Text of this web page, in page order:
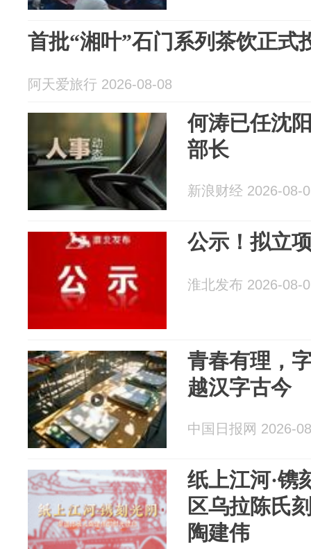
首批“湘叶”石门系列茶饮正式
阿天爱旅行 2026-08-08
何涛已任沈
部长
新浪财经 2026-08-
公示！拟立
淮北发布 2026-08-
青春有理，
越汉字古今
中国日报网 2026-
纸上江河·镌
区乌拉陈氏
陶建伟